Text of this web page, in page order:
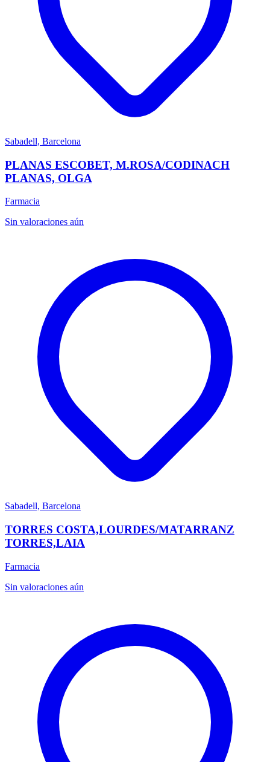
Sabadell, Barcelona
PLANAS ESCOBET, M.ROSA/CODINACH
PLANAS, OLGA
Farmacia
Sin valoraciones aún
Sabadell, Barcelona
TORRES COSTA,LOURDES/MATARRANZ
TORRES,LAIA
Farmacia
Sin valoraciones aún